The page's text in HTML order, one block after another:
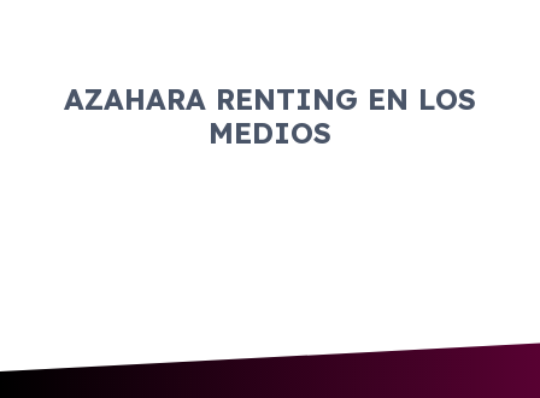
AZAHARA RENTING EN LOS
MEDIOS